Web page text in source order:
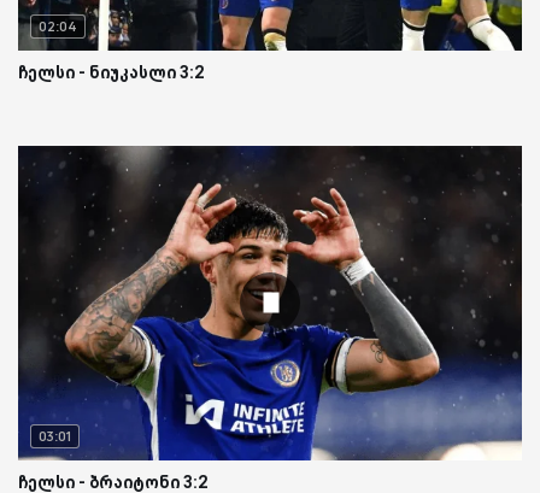
02:04
ჩელსი - ნიუკასლი 3:2
03:01
ჩელსი - ბრაიტონი 3:2